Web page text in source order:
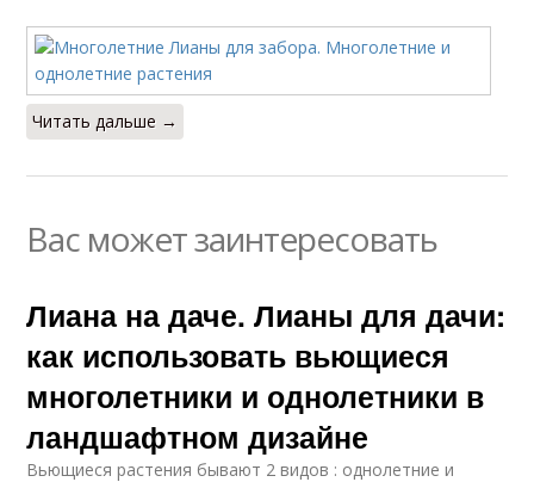
Читать дальше →
Вас может заинтересовать
Лиана на даче. Лианы для дачи:
как использовать вьющиеся
многолетники и однолетники в
ландшафтном дизайне
Вьющиеся растения бывают 2 видов : однолетние и